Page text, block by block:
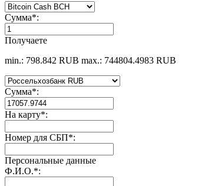
Сумма*:
Получаете
min.: 798.842 RUB max.: 744804.4983 RUB
Сумма*:
На карту*:
Номер для СБП*:
Персональные данные
Ф.И.О.*: